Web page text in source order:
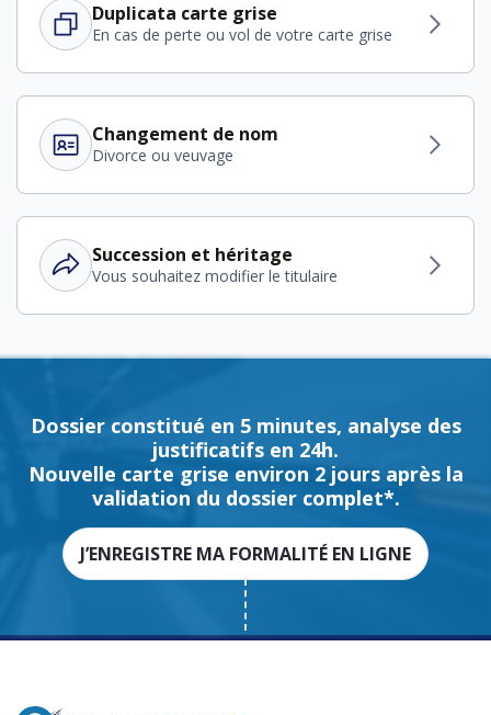
Duplicata carte grise
En cas de perte ou vol de votre carte grise
Changement de nom
Divorce ou veuvage
Succession et héritage
Vous souhaitez modifier le titulaire
Dossier constitué en 5 minutes, analyse des
justificatifs en 24h.
Nouvelle carte grise environ 2 jours après la
validation du dossier complet*.
J’ENREGISTRE MA FORMALITÉ EN LIGNE